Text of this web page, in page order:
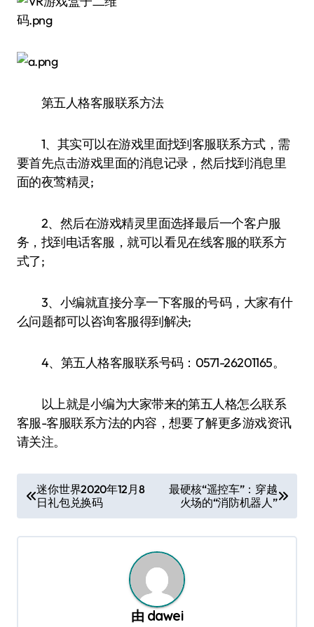
第五人格客服联系方法
1、其实可以在游戏里面找到客服联系方式，需
要首先点击游戏里面的消息记录，然后找到消息里
面的夜莺精灵;
2、然后在游戏精灵里面选择最后一个客户服
务，找到电话客服，就可以看见在线客服的联系方
式了;
3、小编就直接分享一下客服的号码，大家有什
么问题都可以咨询客服得到解决;
4、第五人格客服联系号码：0571-26201165。
以上就是小编为大家带来的第五人格怎么联系
客服-客服联系方法的内容，想要了解更多游戏资讯
请关注。
章
导
迷你世界2020年12月8
日礼包兑换码
最硬核“遥控车”：穿越
火场的“消防机器人”
由 dawei